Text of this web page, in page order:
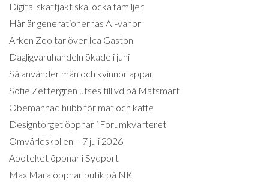
Digital skattjakt ska locka familjer
Här är generationernas AI-vanor
Arken Zoo tar över Ica Gaston
Dagligvaruhandeln ökade i juni
Så använder män och kvinnor appar
Sofie Zettergren utses till vd på Matsmart
Obemannad hubb för mat och kaffe
Designtorget öppnar i Forumkvarteret
Omvärldskollen – 7 juli 2026
Apoteket öppnar i Sydport
Max Mara öppnar butik på NK